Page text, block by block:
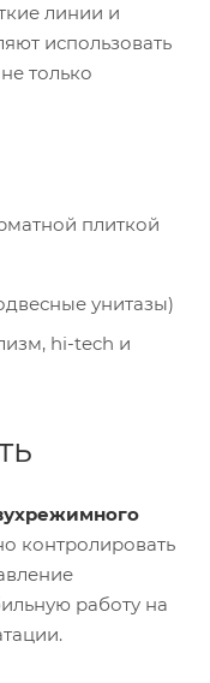
линии и
использовать
только
плиткой
унитазы)
hi-tech и
контролировать
работу на